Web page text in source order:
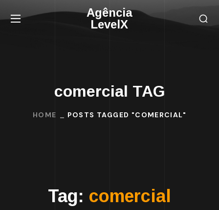
Agência
LevelX
comercial TAG
HOME POSTS TAGGED "COMERCIAL"
Tag: comercial